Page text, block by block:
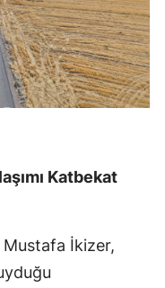
Katbekat
Mustafa İkizer,